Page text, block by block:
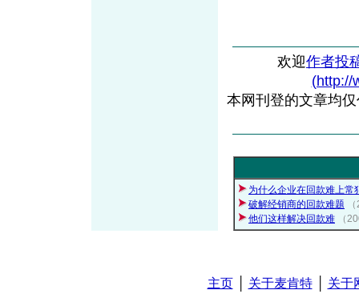
欢迎作者投
(http://
本网刊登的文章均
为什么企业在回款难上常
破解经销商的回款难题
他们这样解决回款难
（
主页│ 关于麦肯特│ 关于